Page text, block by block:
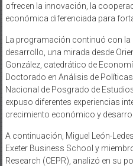
ofrecen la innovación, la
económica diferenciada para
La programación continuó con
desarrollo, una mirada desde
González, catedrático de
Doctorado en Análisis de
Nacional de Posgrado de
expuso diferentes experiencias
crecimiento económico y
A continuación, Miguel León-
Exeter Business School y
Research (CEPR), analizó en su